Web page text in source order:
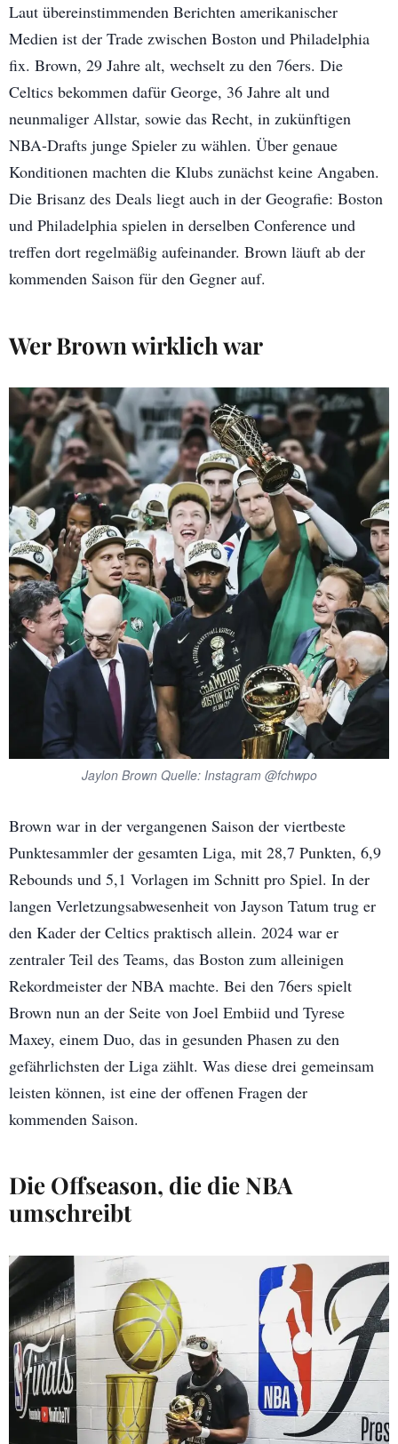
Laut übereinstimmenden Berichten amerikanischer
Medien ist der Trade zwischen Boston und Philadelphia
fix. Brown, 29 Jahre alt, wechselt zu den 76ers. Die
Celtics bekommen dafür George, 36 Jahre alt und
neunmaliger Allstar, sowie das Recht, in zukünftigen
NBA-Drafts junge Spieler zu wählen. Über genaue
Konditionen machten die Klubs zunächst keine Angaben.
Die Brisanz des Deals liegt auch in der Geografie: Boston
und Philadelphia spielen in derselben Conference und
treffen dort regelmäßig aufeinander. Brown läuft ab der
kommenden Saison für den Gegner auf.
Wer Brown wirklich war
Jaylon Brown Quelle: Instagram @fchwpo
Brown war in der vergangenen Saison der viertbeste
Punktesammler der gesamten Liga, mit 28,7 Punkten, 6,9
Rebounds und 5,1 Vorlagen im Schnitt pro Spiel. In der
langen Verletzungsabwesenheit von Jayson Tatum trug er
den Kader der Celtics praktisch allein. 2024 war er
zentraler Teil des Teams, das Boston zum alleinigen
Rekordmeister der NBA machte. Bei den 76ers spielt
Brown nun an der Seite von Joel Embiid und Tyrese
Maxey, einem Duo, das in gesunden Phasen zu den
gefährlichsten der Liga zählt. Was diese drei gemeinsam
leisten können, ist eine der offenen Fragen der
kommenden Saison.
Die Offseason, die die NBA
umschreibt